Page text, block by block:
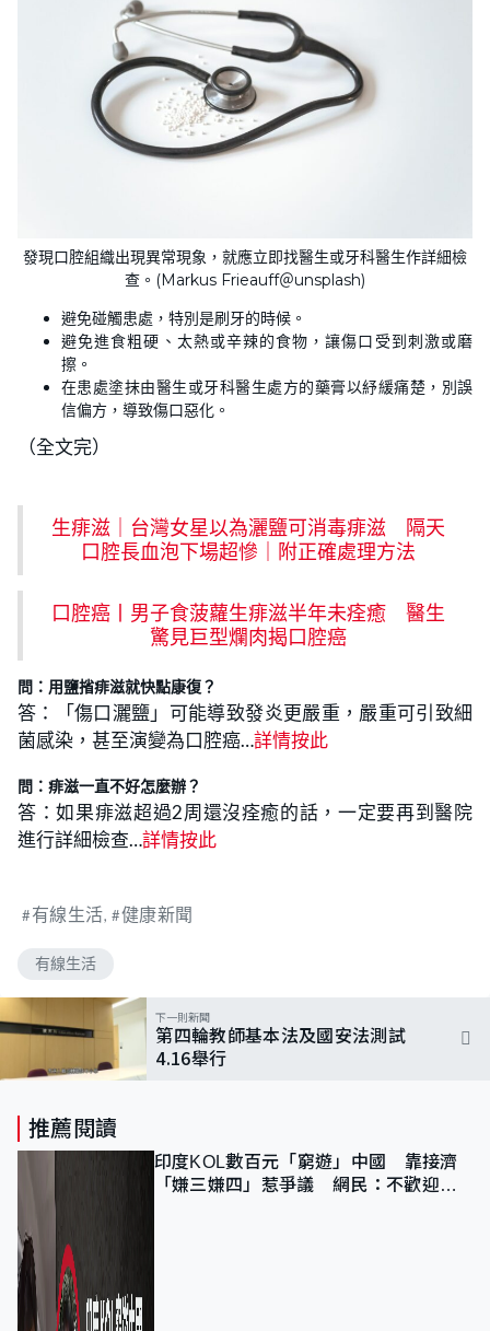
發現口腔組織出現異常現象，就應立即找醫生或牙科醫生作詳細檢
查。(Markus Frieauff＠unsplash)
避免碰觸患處，特別是刷牙的時候。
避免進食粗硬、太熱或辛辣的食物，讓傷口受到刺激或磨
擦。
在患處塗抹由醫生或牙科醫生處方的藥膏以紓緩痛楚，別誤
信偏方，導致傷口惡化。
（全文完）
生痱滋｜台灣女星以為灑鹽可消毒痱滋 隔天
口腔長血泡下場超慘｜附正確處理方法
口腔癌丨男子食菠蘿生痱滋半年未痊癒 醫生
驚見巨型爛肉揭口腔癌
問：用鹽㨘痱滋就快點康復？
答：「傷口灑鹽」可能導致發炎更嚴重，嚴重可引致細
菌感染，甚至演變為口腔癌…詳情按此
問：痱滋一直不好怎麼辦？
答：如果痱滋超過2周還沒痊癒的話，一定要再到醫院
進行詳細檢查…詳情按此
有線生活 健康新聞
有線生活
下一則新聞
第四輪教師基本法及國安法測試
4.16舉行
推薦閱讀
印度KOL數百元「窮遊」中國 靠接濟
「嫌三嫌四」惹爭議 網民：不歡迎劣